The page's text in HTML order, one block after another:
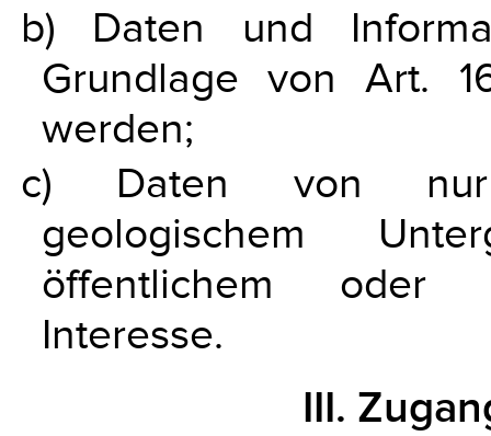
b) Daten und
Grundlage von Art.
werden;
c) Daten von nur
geologischem
öffentlichem oder
Interesse.
III.